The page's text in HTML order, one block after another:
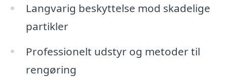
Langvarig beskyttelse mod skadelige
partikler
Professionelt udstyr og metoder til
rengøring